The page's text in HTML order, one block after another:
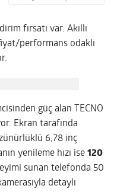
fırsatı var. Akıllı
performans odaklı
güç alan TECNO
Ekran tarafında
6,78 inç
yenileme hızı ise120
sunan telefonda 50
detaylı